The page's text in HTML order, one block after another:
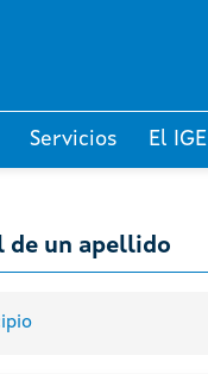
Servicios El IGE
de un apellido